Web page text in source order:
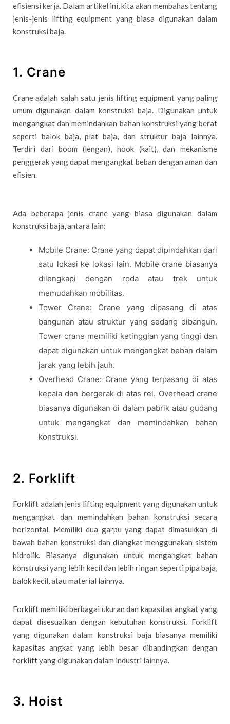
efisiensi kerja. Dalam artikel ini, kita akan membahas tentang
jenis-jenis lifting equipment yang biasa digunakan dalam
konstruksi baja.
1. Crane
Crane adalah salah satu jenis lifting equipment yang paling
umum digunakan dalam konstruksi baja. Digunakan untuk
mengangkat dan memindahkan bahan konstruksi yang berat
seperti balok baja, plat baja, dan struktur baja lainnya.
Terdiri dari boom (lengan), hook (kait), dan mekanisme
penggerak yang dapat mengangkat beban dengan aman dan
efisien.
Ada beberapa jenis crane yang biasa digunakan dalam
konstruksi baja, antara lain:
Mobile Crane: Crane yang dapat dipindahkan dari
satu lokasi ke lokasi lain. Mobile crane biasanya
dilengkapi dengan roda atau trek untuk
memudahkan mobilitas.
Tower Crane: Crane yang dipasang di atas
bangunan atau struktur yang sedang dibangun.
Tower crane memiliki ketinggian yang tinggi dan
dapat digunakan untuk mengangkat beban dalam
jarak yang lebih jauh.
Overhead Crane: Crane yang terpasang di atas
kepala dan bergerak di atas rel. Overhead crane
biasanya digunakan di dalam pabrik atau gudang
untuk mengangkat dan memindahkan bahan
konstruksi.
2. Forklift
Forklift adalah jenis lifting equipment yang digunakan untuk
mengangkat dan memindahkan bahan konstruksi secara
horizontal. Memiliki dua garpu yang dapat dimasukkan di
bawah bahan konstruksi dan diangkat menggunakan sistem
hidrolik. Biasanya digunakan untuk mengangkat bahan
konstruksi yang lebih kecil dan lebih ringan seperti pipa baja,
balok kecil, atau material lainnya.
Forklift memiliki berbagai ukuran dan kapasitas angkat yang
dapat disesuaikan dengan kebutuhan konstruksi. Forklift
yang digunakan dalam konstruksi baja biasanya memiliki
kapasitas angkat yang lebih besar dibandingkan dengan
forklift yang digunakan dalam industri lainnya.
3. Hoist